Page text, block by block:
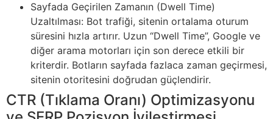
Sayfada Geçirilen Zamanın (Dwell Time)
Uzaltılması: Bot trafiği, sitenin ortalama oturum
süresini hızla artırır. Uzun “Dwell Time”, Google ve
diğer arama motorları için son derece etkili bir
kriterdir. Botların sayfada fazlaca zaman geçirmesi,
sitenin otoritesini doğrudan güçlendirir.
CTR (Tıklama Oranı) Optimizasyonu